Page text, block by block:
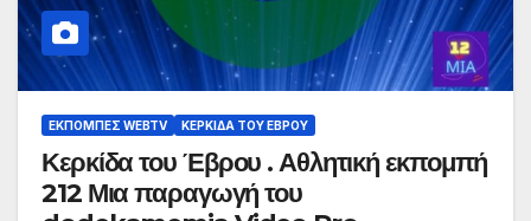
ΕΚΠΟΜΠΈΣ WEBTV ΚΕΡΚΊΔΑ ΤΟΥ ΈΒΡΟΥ
Κερκίδα του Έβρου . Αθλητική εκπομπή
212 Μια παραγωγή του